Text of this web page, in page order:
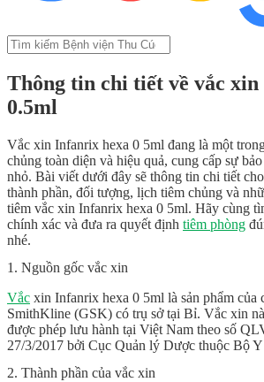
Thông tin chi tiết về vắc
0.5ml
Vắc xin Infanrix hexa 0 5ml đang là một
chủng toàn diện và hiệu quả, cung cấp sự
nhỏ. Bài viết dưới đây sẽ thông tin chi tiết
thành phần, đối tượng, lịch tiêm chủng và
tiêm vắc xin Infanrix hexa 0 5ml. Hãy cùng
chính xác và đưa ra quyết định tiêm phòng
nhé.
1. Nguồn gốc vắc xin
Vắc xin Infanrix hexa 0 5ml là sản phẩm của
SmithKline (GSK) có trụ sở tại Bỉ. Vắc xin
được phép lưu hành tại Việt Nam theo số
27/3/2017 bởi Cục Quản lý Dược thuộc Bộ Y
2. Thành phần của vắc xin